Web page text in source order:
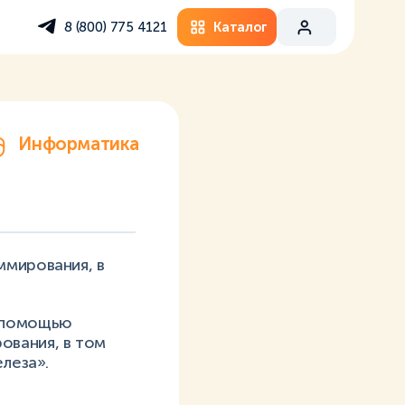
8 (800) 775 4121 Каталог
Информатика
в
помощью
в том